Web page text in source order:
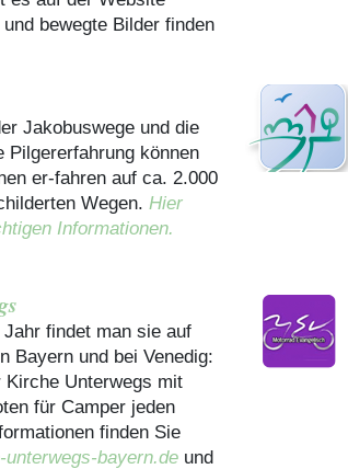
und bewegte Bilder finden
Jakobuswege und die
Pilgererfahrung können
er-fahren auf ca. 2.000
Wegen. Hier
Informationen.
findet man sie auf
Bayern und bei Venedig:
Kirche Unterwegs mit
für Camper jeden
finden Sie
unterwegs-bayern.de und